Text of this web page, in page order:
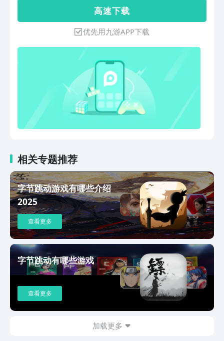
过特定的操作搓出华丽大招，展现自己高
超的篮球技巧；同时，不同位置、不同风
格的海量球星供你收集与培养，通过个性
技能与时装搭配，打造专属于你的超级球
星。
高 速 下 载
优先用九游APP下载
相关专题推荐
字节跳动游戏有哪些介绍
2025
查看更多
字节跳动有哪些游戏
查看更多
加载更多